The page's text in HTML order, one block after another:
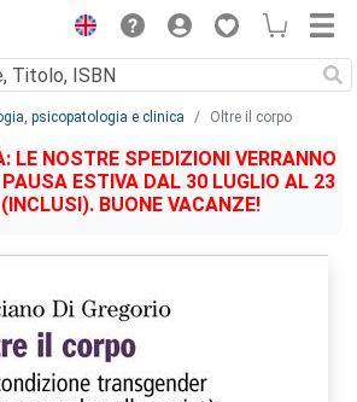
psicopatologia e clinica Oltre il corpo
LE NOSTRE SPEDIZIONI VERRANNO
ESTIVA DAL 30 LUGLIO AL 23
BUONE VACANZE!